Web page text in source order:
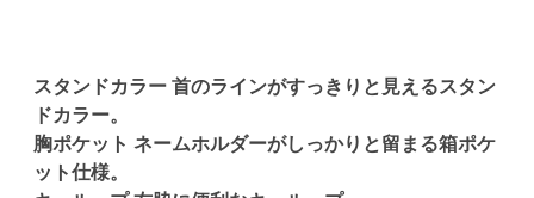
スタンドカラー 首のラインがすっきりと見えるスタン
ドカラー。
胸ポケット ネームホルダーがしっかりと留まる箱ポケ
ット仕様。